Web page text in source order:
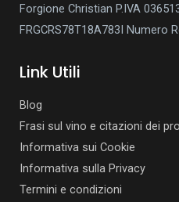
Forgione Christian P.IVA
FRGCRS78T18A783I Numero
Link Utili
Blog
Frasi sul vino e citazioni dei
Informativa sui Cookie
Informativa sulla Privacy
Termini e condizioni